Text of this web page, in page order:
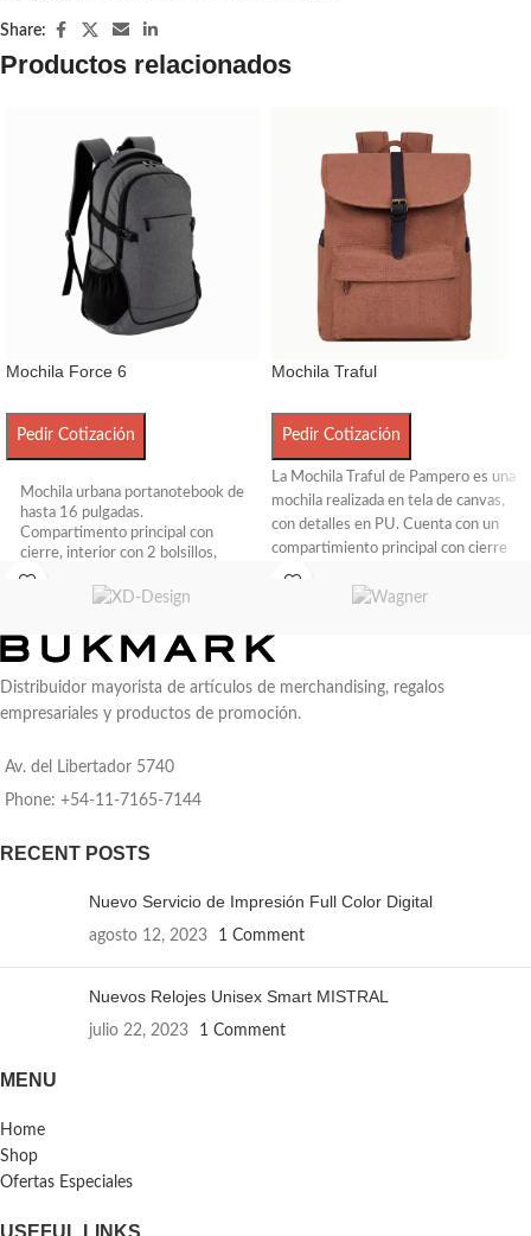
Share:
Productos relacionados
Mochila Force 6
Pedir Cotización
Mochila urbana portanotebook de
hasta 16 pulgadas.
Compartimento principal con
cierre, interior con 2 bolsillos,
bolsillo porta notebook acolchado
y elástico de seguridad y bolsillo
Compartimento frontal con
cierre, exterior con cierre
organizadores. 2 bolsillos
laterales de tela elastizada color
traslade. Asa acolchada y
reforzada. Espalda acolchada con
Medidas: 30 x 48 x 17 cm.
Mochila Traful
Pedir Cotización
La Mochila Traful de Pampero es una
mochila realizada en tela de canvas,
con detalles en PU. Cuenta con un
compartimiento principal con cierre
hebilla y una división acolchada
portaNotebook de 15". Además,
pequeños objetos y correas ajustables
y un bolsillo lateral abierto para llevar
tu bedida. Medidas: 32cm ancho x
48cm alto x 12cm profundidad.
Distribuidor mayorista de artículos de merchandising, regalos
empresariales y productos de promoción.
Av. del Libertador 5740
Phone: +54-11-7165-7144
RECENT POSTS
Nuevo Servicio de Impresión Full Color Digital
agosto 12, 2023 1 Comment
Nuevos Relojes Unisex Smart MISTRAL
julio 22, 2023 1 Comment
MENU
Home
Shop
Ofertas Especiales